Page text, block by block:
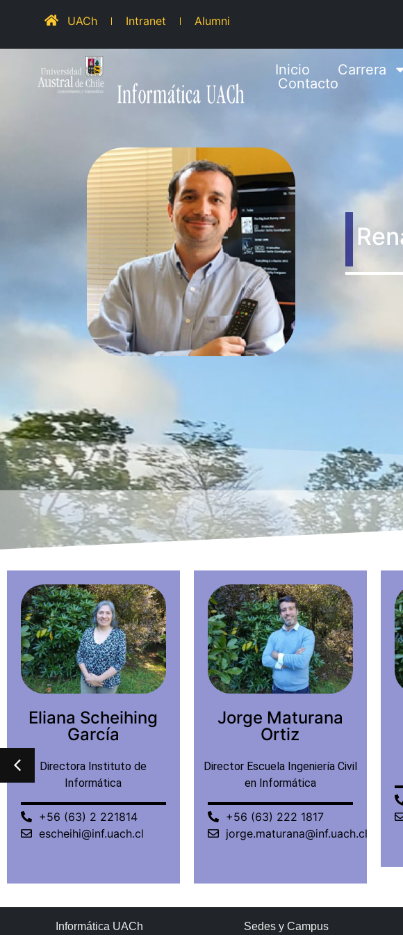
UACh Intranet Alumni
Inicio Carrera
Contacto
Jorge Maturana
Ortiz
Director Escuela Ingeniería Civil
en Informática
+56 (63) 222 1817
jorge.maturana@inf.uach.cl
Mauricio Ruiz-
Tagle Molina
Académico
+56 (63) 2 293717
mruiztagle@inf.uach.cl
Informática UACh Sedes y Campus